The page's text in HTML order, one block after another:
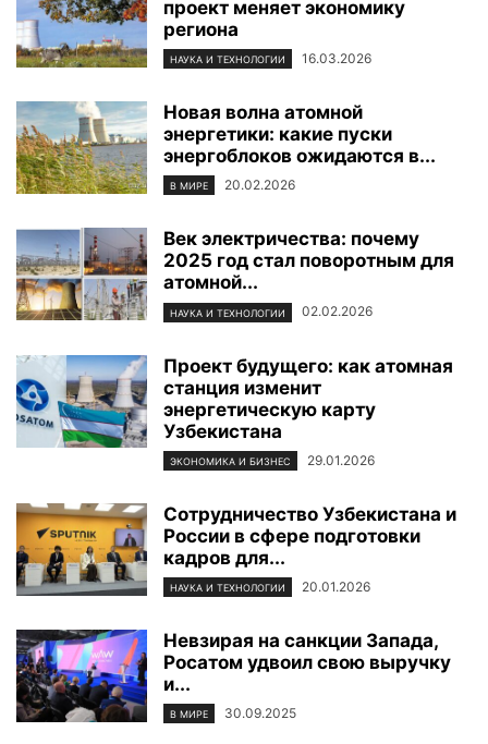
проект меняет экономику
региона
НАУКА И ТЕХНОЛОГИИ 16.03.2026
Новая волна атомной
энергетики: какие пуски
энергоблоков ожидаются в...
В МИРЕ 20.02.2026
Век электричества: почему
2025 год стал поворотным для
атомной...
НАУКА И ТЕХНОЛОГИИ 02.02.2026
Проект будущего: как атомная
станция изменит
энергетическую карту
Узбекистана
ЭКОНОМИКА И БИЗНЕС 29.01.2026
Сотрудничество Узбекистана и
России в сфере подготовки
кадров для...
НАУКА И ТЕХНОЛОГИИ 20.01.2026
Невзирая на санкции Запада,
Росатом удвоил свою выручку
и...
В МИРЕ 30.09.2025